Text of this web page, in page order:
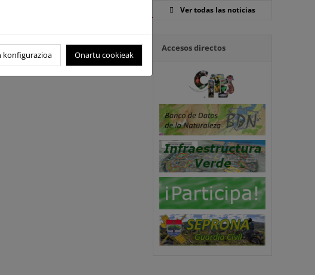
Ver todas las noticias
Accesos directos
konfigurazioa Onartu cookieak